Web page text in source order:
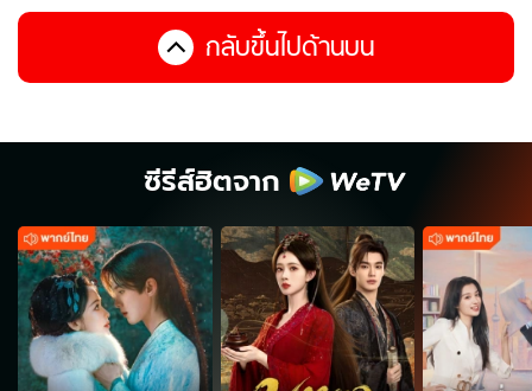
กลับขึ้นไปด้านบน
ซีรีส์ฮิตจาก